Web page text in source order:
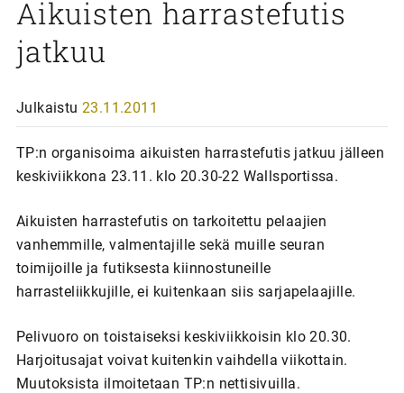
Aikuisten harrastefutis
jatkuu
Julkaistu 23.11.2011
TP:n organisoima aikuisten harrastefutis jatkuu jälleen
keskiviikkona 23.11. klo 20.30-22 Wallsportissa.
Aikuisten harrastefutis on tarkoitettu pelaajien
vanhemmille, valmentajille sekä muille seuran
toimijoille ja futiksesta kiinnostuneille
harrasteliikkujille, ei kuitenkaan siis sarjapelaajille.
Pelivuoro on toistaiseksi keskiviikkoisin klo 20.30.
Harjoitusajat voivat kuitenkin vaihdella viikottain.
Muutoksista ilmoitetaan TP:n nettisivuilla.